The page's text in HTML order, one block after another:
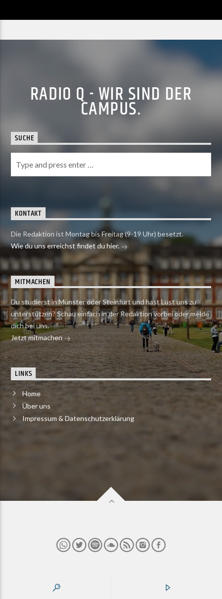
RADIO Q - WIR SIND DER
CAMPUS.
SUCHE
KONTAKT
Die Redaktion ist Montag bis Freitag (9-19 Uhr) besetzt.
Wie du uns erreichst findet du hier.
MITMACHEN
Du studierst in Münster oder Steinfurt und hast Lust uns zu
unterstützen? Schau einfach in der Redaktion vorbei oder melde
dich bei uns.
Jetzt mitmachen
LINKS
Home
Über uns
Impressum & Datenschutzerklärung